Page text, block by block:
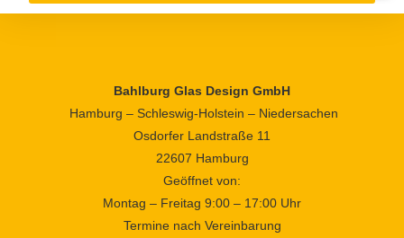
Bahlburg Glas Design GmbH
Hamburg – Schleswig-Holstein – Niedersachen
Osdorfer Landstraße 11
22607 Hamburg
Geöffnet von:
Montag – Freitag 9:00 – 17:00 Uhr
Termine nach Vereinbarung